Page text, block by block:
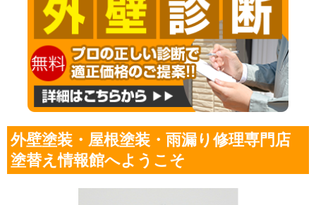
外壁塗装・屋根塗装・雨漏り修理専門店
塗替え情報館へようこそ